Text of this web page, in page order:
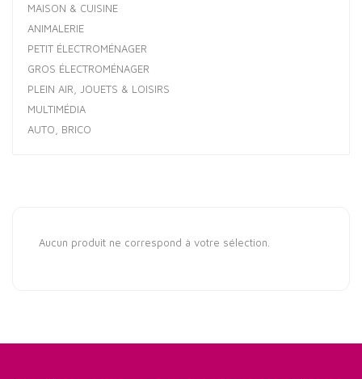
MAISON & CUISINE
ANIMALERIE
PETIT ÉLECTROMÉNAGER
GROS ÉLECTROMÉNAGER
PLEIN AIR, JOUETS & LOISIRS
MULTIMÉDIA
AUTO, BRICO
Aucun produit ne correspond à votre sélection.